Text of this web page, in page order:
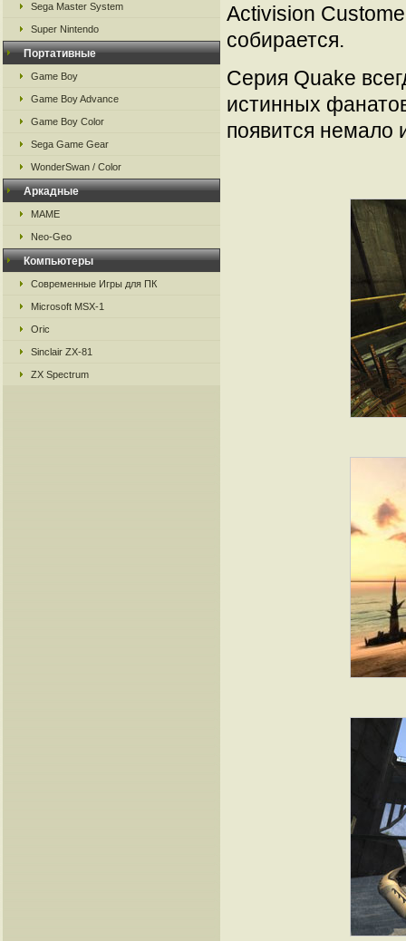
Sega Master System
Super Nintendo
Портативные
Game Boy
Game Boy Advance
Game Boy Color
Sega Game Gear
WonderSwan / Color
Аркадные
MAME
Neo-Geo
Компьютеры
Современные Игры для ПК
Microsoft MSX-1
Oric
Sinclair ZX-81
ZX Spectrum
Activision
собирается.
Серия Quake
истинных
появится немало